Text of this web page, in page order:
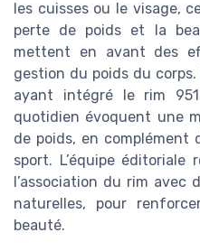
les cuisses ou le visage,
perte de poids et la
mettent en avant des
gestion du poids du corps.
ayant intégré le rim
quotidien évoquent une
de poids, en complément
sport. L’équipe
l’association du rim avec
naturelles, pour
beauté.